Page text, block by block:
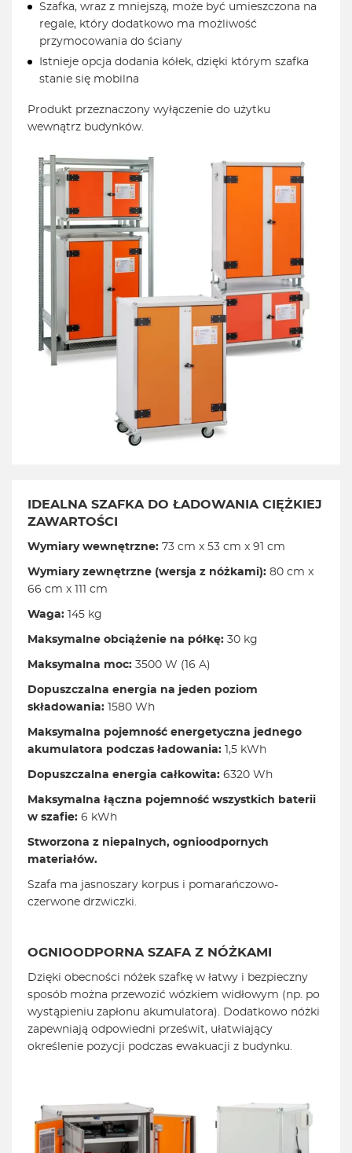
Szafka, wraz z mniejszą, może być umieszczona na
regale, który dodatkowo ma możliwość
przymocowania do ściany
Istnieje opcja dodania kółek, dzięki którym szafka
stanie się mobilna
Produkt przeznaczony wyłączenie do użytku
wewnątrz budynków.
IDEALNA SZAFKA DO ŁADOWANIA CIĘŻKIEJ
ZAWARTOŚCI
Wymiary wewnętrzne: 73 cm x 53 cm x 91 cm
Wymiary zewnętrzne (wersja z nóżkami): 80 cm x
66 cm x 111 cm
Waga: 145 kg
Maksymalne obciążenie na półkę: 30 kg
Maksymalna moc: 3500 W (16 A)
Dopuszczalna energia na jeden poziom
składowania: 1580 Wh
Maksymalna pojemność energetyczna jednego
akumulatora podczas ładowania: 1,5 kWh
Dopuszczalna energia całkowita: 6320 Wh
Maksymalna łączna pojemność wszystkich baterii
w szafie: 6 kWh
Stworzona z niepalnych, ognioodpornych
materiałów.
Szafa ma jasnoszary korpus i pomarańczowo-
czerwone drzwiczki.
OGNIOODPORNA SZAFA Z NÓŻKAMI
Dzięki obecności nóżek szafkę w łatwy i bezpieczny
sposób można przewozić wózkiem widłowym (np. po
wystąpieniu zapłonu akumulatora). Dodatkowo nóżki
zapewniają odpowiedni prześwit, ułatwiający
określenie pozycji podczas ewakuacji z budynku.